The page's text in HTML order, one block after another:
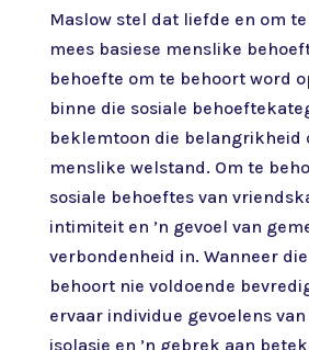
Maslow stel dat liefde en om
mees basiese menslike
behoefte om te behoort word
binne die sosiale
beklemtoon die belangrikheid
menslike welstand. Om te
sosiale behoeftes van
intimiteit en ’n gevoel van
verbondenheid in. Wanneer
behoort nie voldoende
ervaar individue gevoelens
isolasie en ’n gebrek aan